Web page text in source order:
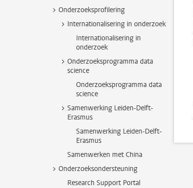
Onderzoeksprofilering
Internationalisering in onderzoek
Internationalisering in
onderzoek
Onderzoeksprogramma data
science
Onderzoeksprogramma data
science
Samenwerking Leiden-Delft-
Erasmus
Samenwerking Leiden-Delft-
Erasmus
Samenwerken met China
Onderzoeksondersteuning
Research Support Portal